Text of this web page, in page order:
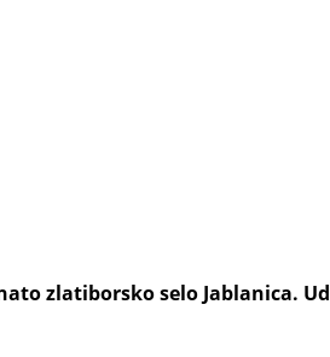
zlatiborsko selo Jablanica.